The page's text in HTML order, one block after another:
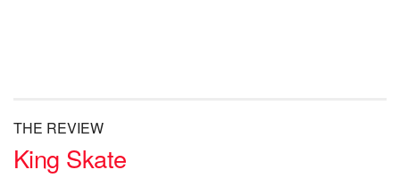
THE REVIEW
King Skate